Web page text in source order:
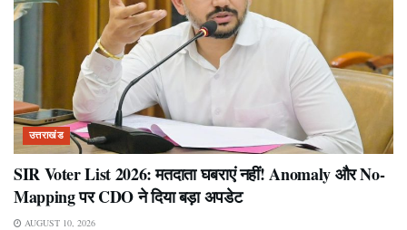
उत्तराखंड
SIR Voter List 2026: मतदाता घबराएं नहीं! Anomaly और No-
Mapping पर CDO ने दिया बड़ा अपडेट
AUGUST 10, 2026